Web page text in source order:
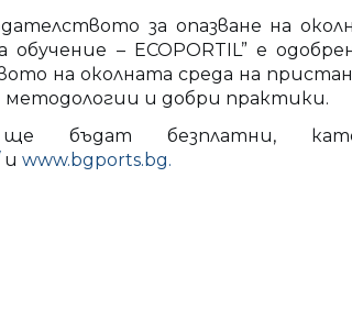
за опазване на
– ECOPORTIL” е
на околната среда на
методологии и добри практики.
ще бъдат безплатни,
и www.bgports.bg.